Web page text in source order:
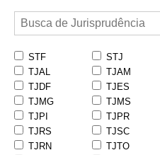
STF STJ
TJAL
TJAM
TJDF
TJES
TJMG
TJMS
TJPI
TJPR
TJRS
TJSC
TJRN
TJTO